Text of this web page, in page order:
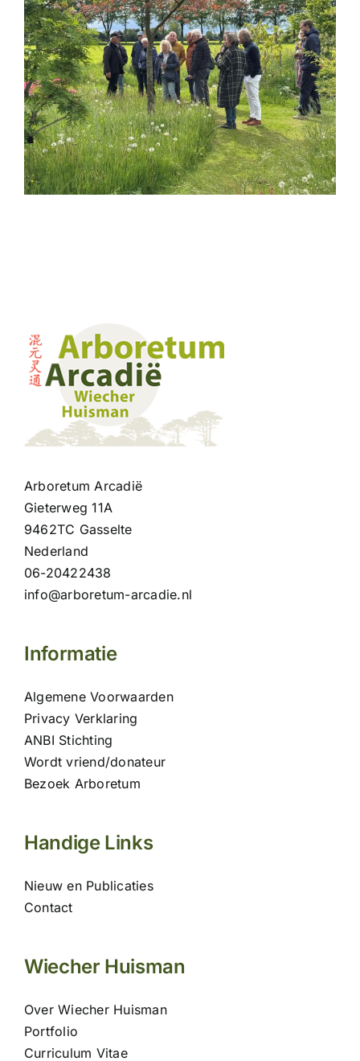
Arboretum Arcadië
Gieterweg 11A
9462TC Gasselte
Nederland
06-20422438
info@arboretum-arcadie.nl
Informatie
Algemene Voorwaarden
Privacy Verklaring
ANBI Stichting
Wordt vriend/donateur
Bezoek Arboretum
Handige Links
Nieuw en Publicaties
Contact
Wiecher Huisman
Over Wiecher Huisman
Portfolio
Curriculum Vitae